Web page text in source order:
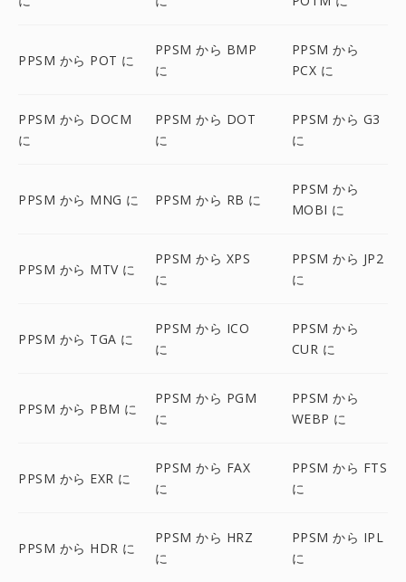
PPSM から POT に
PPSM から BMP
に
PPSM から
PCX に
PPSM から DOCM
に
PPSM から DOT
に
PPSM から G3
に
PPSM から MNG に PPSM から RB に
PPSM から
MOBI に
PPSM から MTV に
PPSM から XPS
に
PPSM から JP2
に
PPSM から TGA に
PPSM から ICO
に
PPSM から
CUR に
PPSM から PBM に
PPSM から PGM
に
PPSM から
WEBP に
PPSM から EXR に
PPSM から FAX
に
PPSM から FTS
に
PPSM から HDR に
PPSM から HRZ
に
PPSM から IPL
に